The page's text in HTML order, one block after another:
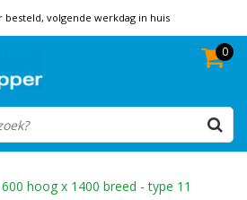
besteld, volgende werkdag in huis
met een 9,8
0
hoog x 1400 breed - type 11